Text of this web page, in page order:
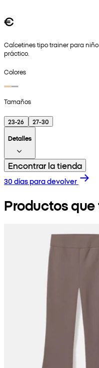
€
Calcetines tipo trainer para
práctico.
Colores
Tamaños
23-26
27-30
Detalles
Encontrar la tienda
30 días para devolver
Productos